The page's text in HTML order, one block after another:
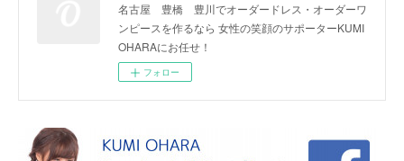
名古屋 豊橋 豊川でオーダードレス・オーダーワ
ンピースを作るなら 女性の笑顔のサポーターKUMI
OHARAにお任せ！
フォロー